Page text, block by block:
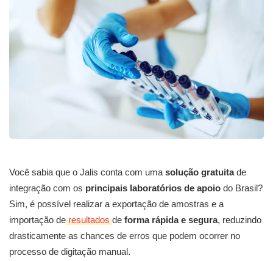
Você sabia que o Jalis conta com umasolução gratuitade
integração com os principais laboratórios de apoio do Brasil?
Sim, é possível realizar a exportação de amostras e a
importação deresultadosde forma rápida e segura, reduzindo
drasticamente as chances de erros que podem ocorrer no
processo de digitação manual.